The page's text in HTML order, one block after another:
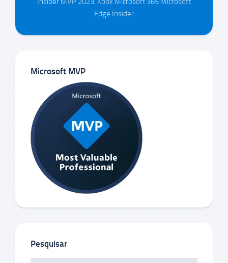
Edge Insider
Microsoft MVP
Pesquisar